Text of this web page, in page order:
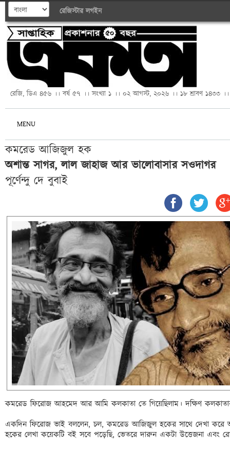
রেজিস্টার লগইন
রেজি, ডিএ ৪৫৬ ।। বর্ষ ৫৭ ।। সংখ্যা ১ ।। ০২ আগস্ট, ২০২৬ ।। ১৮ শ্রাবণ ১৪৩৩ ।।
MENU
কমরেড আজিজুল হক
অশান্ত সাগর, লাল জাহাজ আর ভালোবাসার সওদাগর
পূর্ণেন্দু দে বুবাই
কমরেড ফিরোজ আহমেদ আর আমি কলকাতা তে গিয়েছিলাম। দক্ষিণ
একদিন ফিরোজ ভাই বললেন, চল, কমরেড আজিজুল হকের সাথে দেখা করে
হকের লেখা কয়েকটি বই সবে পড়েছি, ভেতরে দারুন একটা উত্তেজনা এবং